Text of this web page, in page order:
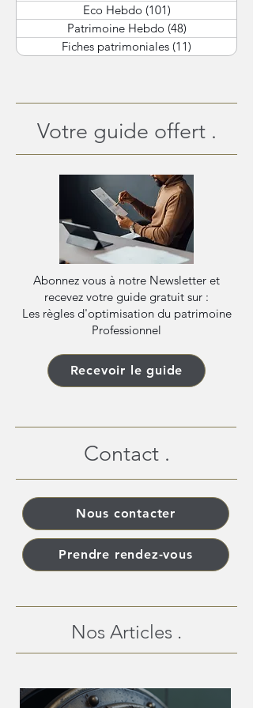
Eco Hebdo (101)
Patrimoine Hebdo (48)
Fiches patrimoniales (11)
Votre guide offert .
Abonnez vous à notre Newsletter et
recevez votre guide gratuit sur :
Les règles d'optimisation du patrimoine
Professionnel
Recevoir le guide
Contact .
Nous contacter
Prendre rendez-vous
Nos Articles .